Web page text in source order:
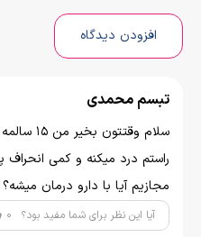
افزودن دیدگاه
تبسم محمدی
سلام
راستم درد میکنه و کمی
مجازیم آیا با دارو درمان میشه؟
آیا این نظر برای شما مفید بود؟ 0